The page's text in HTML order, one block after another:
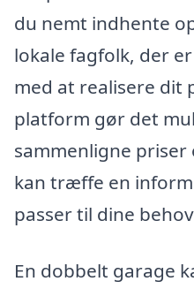
du nemt indhente
lokale fagfolk, der
med at realisere dit
platform gør det
sammenligne priser
kan træffe en
passer til dine
En dobbelt garage